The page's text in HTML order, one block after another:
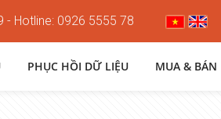
- Hotline: 0926 5555 78
PHỤC HỒI DỮ LIỆU MUA & BÁN